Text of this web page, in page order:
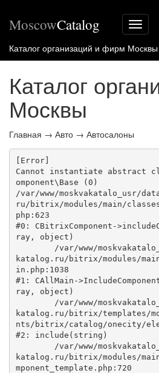
Меню
сайта
MoscowCatalog
Каталог организаций и фирм Москвы
Каталог
Москвы
Главная → Авто → Автосалоны
[Error]
Cannot instantiate abstract
omponent\Base (0)
/var/www/moskvakatalo_usr/
ru/bitrix/modules/main/
php:623
#0: CBitrixComponent-
ray, object)
katalog.ru/bitrix/modules/
in.php:1038
#1: CAllMain-
ray, object)
katalog.ru/bitrix/templates/
nts/bitrix/catalog/onecity/
#2: include(string)
katalog.ru/bitrix/modules/
mponent_template.php:720